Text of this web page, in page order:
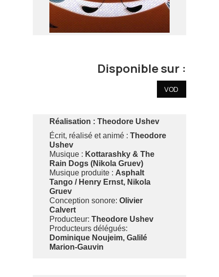
Disponible sur :
VOD
Réalisation : Theodore Ushev
Écrit, réalisé et animé :Theodore
Ushev
Musique : Kottarashky & The
Rain Dogs (Nikola Gruev)
Musique produite : Asphalt
Tango / Henry Ernst, Nikola
Gruev
Conception sonore:Olivier
Calvert
Producteur:Theodore Ushev
Producteurs délégués:
Dominique Noujeim, Galilé
Marion-Gauvin